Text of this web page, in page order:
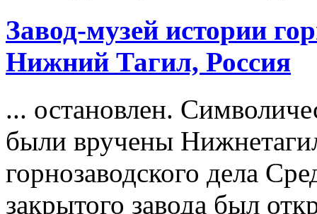
Завод-музей истории
Нижний Тагил, Россия
... остановлен.
были вручены
горнозаводского дела
закрытого завода был